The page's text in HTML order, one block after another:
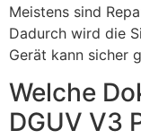
Meistens sind
Dadurch wird die
Gerät kann sicher
Welche
DGUV V3